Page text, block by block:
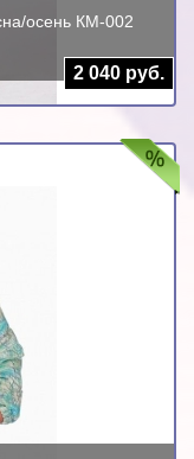
осень КМ-002
2 040 руб.